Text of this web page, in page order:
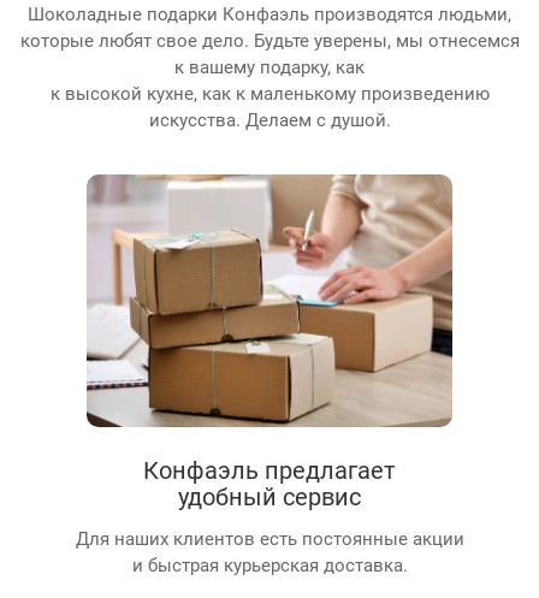
Шоколадные подарки Конфаэль производятся людьми,
которые любят свое дело. Будьте уверены, мы отнесемся
к вашему подарку, как
к высокой кухне, как к маленькому произведению
искусства. Делаем с душой.
Конфаэль предлагает
удобный сервис
Для наших клиентов есть постоянные акции
и быстрая курьерская доставка.